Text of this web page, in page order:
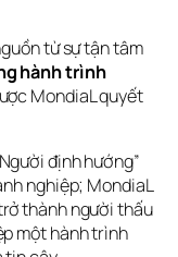
từ sự tận tâm
hành trình
MondiaL quyết
định hướng”
nghiệp; MondiaL
thành người thấu
một hành trình